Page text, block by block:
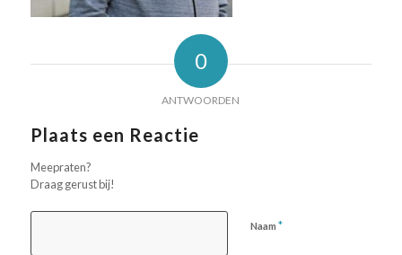
0
ANTWOORDEN
Plaats een Reactie
Meepraten?
Draag gerust bij!
Naam *